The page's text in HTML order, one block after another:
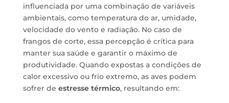
influenciada por uma combinação de variáveis
ambientais, como temperatura do ar, umidade,
velocidade do vento e radiação. No caso de
frangos de corte, essa percepção é crítica para
manter sua saúde e garantir o máximo de
produtividade. Quando expostas a condições de
calor excessivo ou frio extremo, as aves podem
sofrer de estresse térmico, resultando em: